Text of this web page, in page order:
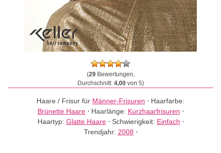
(29Bewertungen,
Durchschnitt: 4,00von 5)
Haare / Frisur für Männer-Frisuren ⋅ Haarfarbe:
Brünette Haare⋅ Haarlänge: Kurzhaarfrisuren ⋅
Haartyp: Glatte Haare⋅ Schwierigkeit: Einfach ⋅
Trendjahr: 2008 ⋅